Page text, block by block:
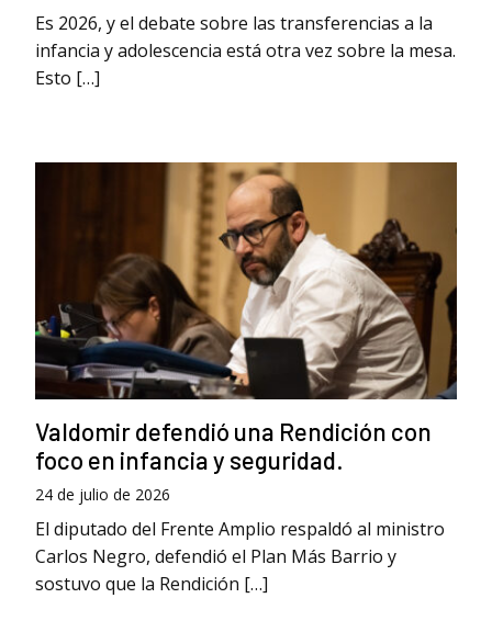
Es 2026, y el debate sobre las transferencias a la
infancia y adolescencia está otra vez sobre la mesa.
Esto […]
Valdomir defendió una Rendición con
foco en infancia y seguridad.
24 de julio de 2026
El diputado del Frente Amplio respaldó al ministro
Carlos Negro, defendió el Plan Más Barrio y
sostuvo que la Rendición […]